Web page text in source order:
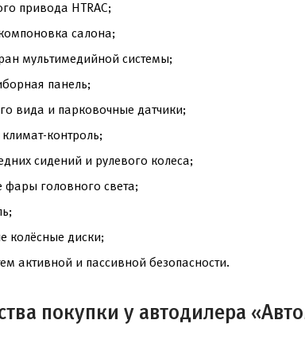
привода HTRAC;
салона;
мультимедийной системы;
панель;
вида и парковочные датчики;
контроль;
сидений и рулевого колеса;
фары головного света;
колёсные диски;
активной и пассивной безопасности.
покупки у автодилера